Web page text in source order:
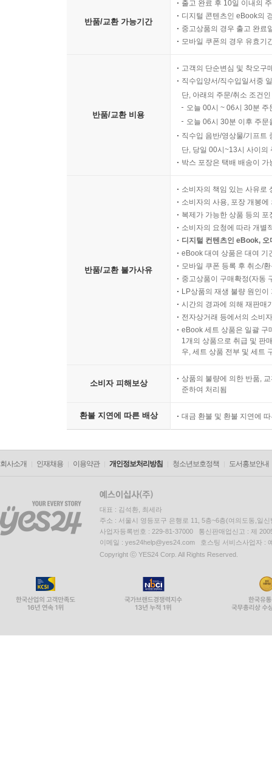
반품/교환 가능기간
출고 완료 후 10일 이내의
디지털 콘텐츠인 eBook의
중고상품의 경우 출고 완료
모바일 쿠폰의 경우 유효기
반품/교환 비용
고객의 단순변심 및 착오구
직수입양서/직수입일서중
단, 아래의 주문/취소 조건
오늘 00시 ~ 06시 30분
오늘 06시 30분 이후 주
직수입 음반/영상물/기프트
단, 당일 00시~13시 사이의
박스 포장은 택배 배송이
반품/교환 불가사유
소비자의 책임 있는 사유로
소비자의 사용, 포장 개봉
복제가 가능한 상품 등의
소비자의 요청에 따라 개별
디지털 컨텐츠인 eBook,
eBook 대여 상품은 대여 기
모바일 쿠폰 등록 후 취소/
중고상품이 구매확정(자동
LP상품의 재생 불량 원인
시간의 경과에 의해 재판매
전자상거래 등에서의 소비
eBook 세트 상품은 일괄 구
1개의 상품으로 취급 및 판
우, 세트 상품 전부 및 세트
소비자 피해보상
상품의 불량에 의한 반품,
준하여 처리됨
환불 지연에 따른 배상 대금 환불 및 환불 지연에
회사소개 인재채용 이용약관 개인정보처리방침 청소년보호정책 도서홍보안내
대표 : 김석환, 최세라
주소 : 서울시 영등포구 은행로 11, 5층~6층(여의도동,일신
사업자등록번호 : 229-81-37000 통신판매업신고 : 제
이메일 : yes24help@yes24.com 호스팅 서비스사업자 :
Copyright ⓒ YES24 Corp. All Rights Reserved.